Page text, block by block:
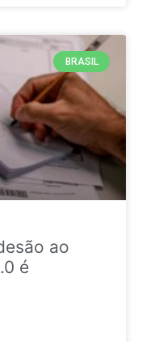
BRASIL
ao
é